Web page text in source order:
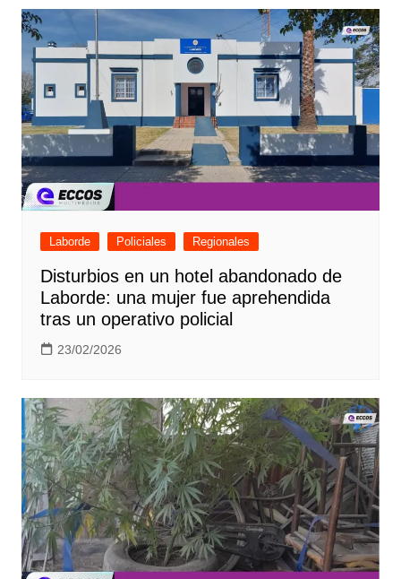
Laborde Policiales Regionales
Disturbios en un hotel abandonado de
Laborde: una mujer fue aprehendida
tras un operativo policial
23/02/2026